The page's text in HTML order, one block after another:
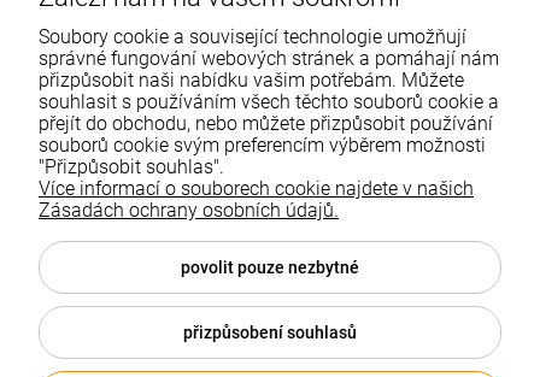
KaWe Dostępny
4 884,77 Kč
VLOŽIT DO KOŠÍKU
Soubory cookie a související technologie umožňují
správné fungování webových stránek a pomáhají nám
přizpůsobit naši nabídku vašim potřebám. Můžete
souhlasit s používáním všech těchto souborů cookie a
přejít do obchodu, nebo můžete přizpůsobit používání
souborů cookie svým preferencím výběrem možnosti
"Přizpůsobit souhlas".
Více informací o souborech cookie najdete v našich
Zásadách ochrany osobních údajů.
povolit pouze nezbytné
přizpůsobení souhlasů